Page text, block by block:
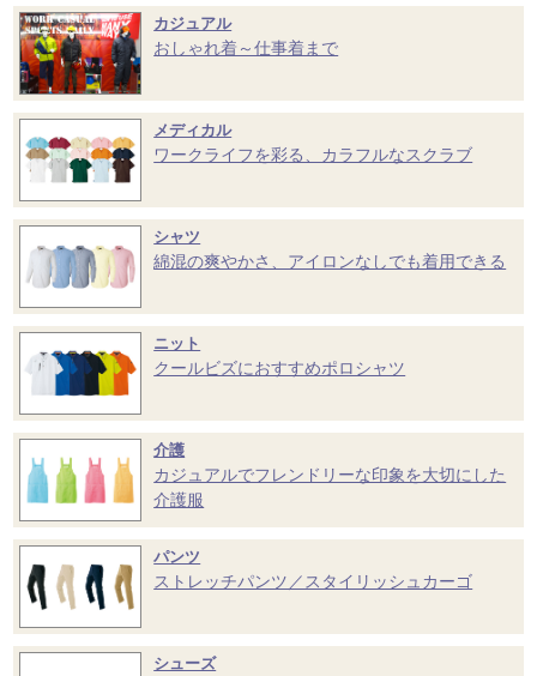
カジュアル
おしゃれ着～仕事着まで
メディカル
ワークライフを彩る、カラフルなスクラブ
シャツ
綿混の爽やかさ、アイロンなしでも着用できる
ニット
クールビズにおすすめポロシャツ
介護
カジュアルでフレンドリーな印象を大切にした
介護服
パンツ
ストレッチパンツ／スタイリッシュカーゴ
シューズ